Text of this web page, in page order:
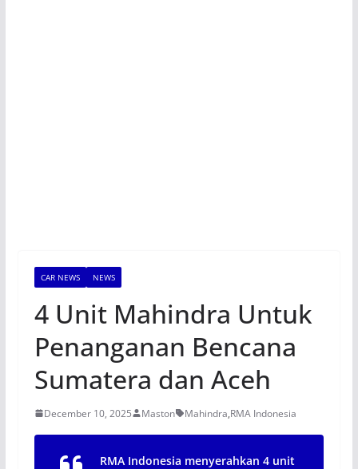
CAR NEWS NEWS
4 Unit Mahindra Untuk
Penanganan Bencana
Sumatera dan Aceh
December 10, 2025 Maston Mahindra,RMA Indonesia
RMA Indonesia menyerahkan 4 unit